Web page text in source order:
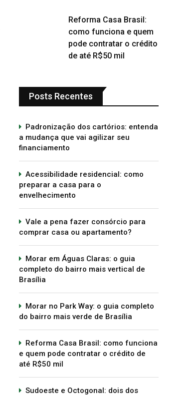
Reforma Casa Brasil:
como funciona e quem
pode contratar o crédito
de até R$50 mil
Posts Recentes
Padronização dos cartórios: entenda
a mudança que vai agilizar seu
financiamento
Acessibilidade residencial: como
preparar a casa para o
envelhecimento
Vale a pena fazer consórcio para
comprar casa ou apartamento?
Morar em Águas Claras: o guia
completo do bairro mais vertical de
Brasília
Morar no Park Way: o guia completo
do bairro mais verde de Brasília
Reforma Casa Brasil: como funciona
e quem pode contratar o crédito de
até R$50 mil
Sudoeste e Octogonal: dois dos